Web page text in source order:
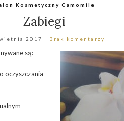
Kosmetyczny Camomile
Zabiegi
2017 Brak komentarzy
są:
oczyszczania